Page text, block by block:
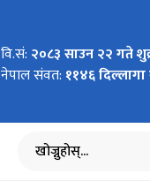
वि.सं: २०८३ साउन २२ गते
नेपाल संवत: ११४६
खोज्नुहोस्